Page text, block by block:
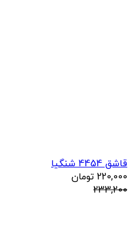
قاشق 4454 شنگیا
220,000 تومان
233,200